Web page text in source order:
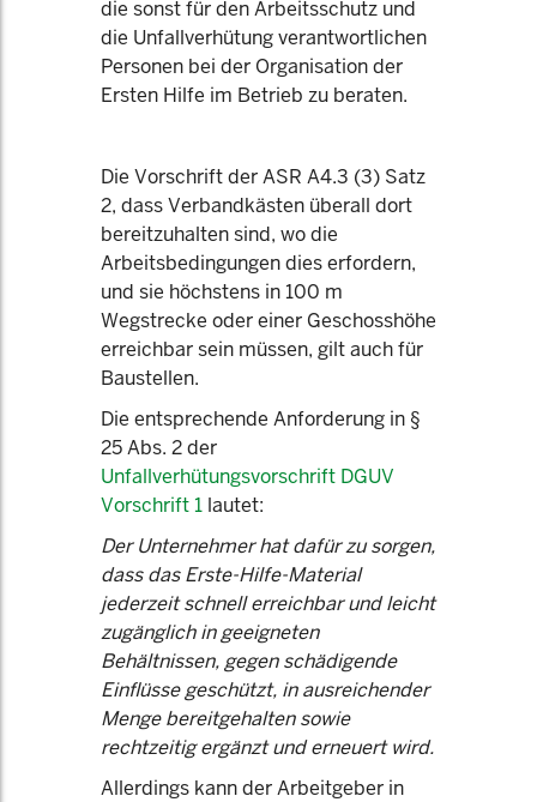
die sonst für den Arbeitsschutz und
die Unfallverhütung verantwortlichen
Personen bei der Organisation der
Ersten Hilfe im Betrieb zu beraten.
Die Vorschrift der ASR A4.3 (3) Satz
2, dass Verbandkästen überall dort
bereitzuhalten sind, wo die
Arbeitsbedingungen dies erfordern,
und sie höchstens in 100 m
Wegstrecke oder einer Geschosshöhe
erreichbar sein müssen, gilt auch für
Baustellen.
Die entsprechende Anforderung in §
25 Abs. 2 der
Unfallverhütungsvorschrift DGUV
Vorschrift 1 lautet:
Der Unternehmer hat dafür zu sorgen,
dass das Erste-Hilfe-Material
jederzeit schnell erreichbar und leicht
zugänglich in geeigneten
Behältnissen, gegen schädigende
Einflüsse geschützt, in ausreichender
Menge bereitgehalten sowie
rechtzeitig ergänzt und erneuert wird.
Allerdings kann der Arbeitgeber in